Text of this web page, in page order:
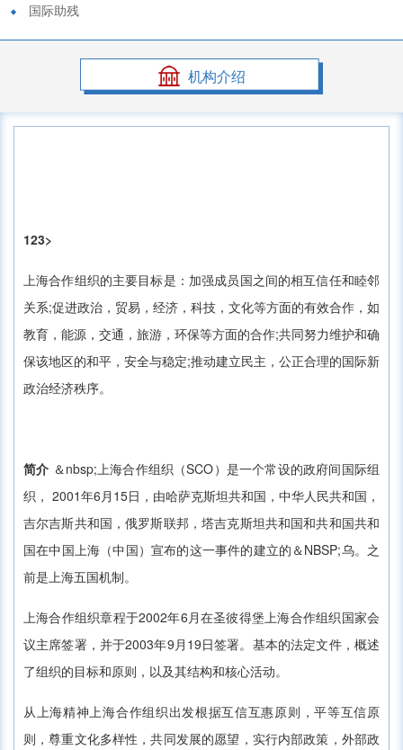
国际助残
机构介绍
123>
上海合作组织的主要目标是：加强成员国之间的相互信任和睦邻
关系;促进政治，贸易，经济，科技，文化等方面的有效合作，如
教育，能源，交通，旅游，环保等方面的合作;共同努力维护和确
保该地区的和平，安全与稳定;推动建立民主，公正合理的国际新
政治经济秩序。
简介 ＆nbsp;上海合作组织（SCO）是一个常设的政府间国际组
织， 2001年6月15日，由哈萨克斯坦共和国，中华人民共和国，
吉尔吉斯共和国，俄罗斯联邦，塔吉克斯坦共和国和共和国共和
国在中国上海（中国）宣布的这一事件的建立的＆NBSP;乌。之
前是上海五国机制。
上海合作组织章程于2002年6月在圣彼得堡上海合作组织国家会
议主席签署，并于2003年9月19日签署。基本的法定文件，概述
了组织的目标和原则，以及其结构和核心活动。
从上海精神上海合作组织出发根据互信互惠原则，平等互信原
则，尊重文化多样性，共同发展的愿望，实行内部政策，外部政